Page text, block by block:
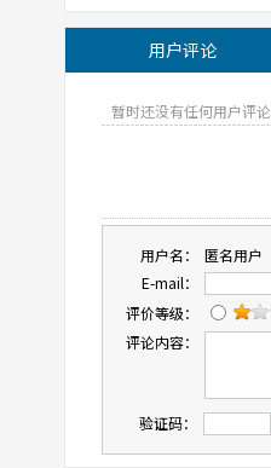
用户评论
暂时还没有任何用户评论
用户名：
匿名用户
E-mail：
评价等级：
评论内容：
验证码：